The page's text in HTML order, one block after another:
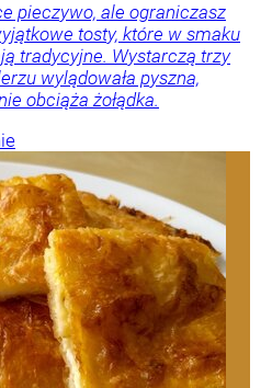
pieczywo, ale ograniczasz
tosty, które w smaku
tradycyjne. Wystarczą trzy
wylądowała pyszna,
obciąża żołądka.